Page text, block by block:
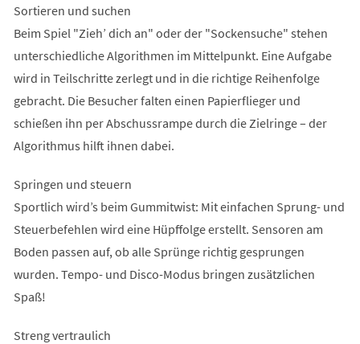
Sortieren und suchen
Beim Spiel "Zieh’ dich an" oder der "Sockensuche" stehen
unterschiedliche Algorithmen im Mittelpunkt. Eine Aufgabe
wird in Teilschritte zerlegt und in die richtige Reihenfolge
gebracht. Die Besucher falten einen Papierflieger und
schießen ihn per Abschussrampe durch die Zielringe – der
Algorithmus hilft ihnen dabei.
Springen und steuern
Sportlich wird’s beim Gummitwist: Mit einfachen Sprung- und
Steuerbefehlen wird eine Hüpffolge erstellt. Sensoren am
Boden passen auf, ob alle Sprünge richtig gesprungen
wurden. Tempo- und Disco-Modus bringen zusätzlichen
Spaß!
Streng vertraulich